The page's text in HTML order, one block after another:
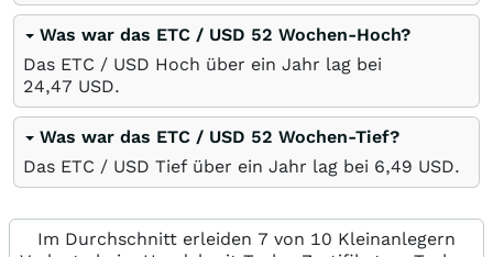
Was war das ETC / USD 52 Wochen-Hoch?
Das ETC / USD Hoch über ein Jahr lag bei
24,47 USD.
Was war das ETC / USD 52 Wochen-Tief?
Das ETC / USD Tief über ein Jahr lag bei 6,49 USD.
Im Durchschnitt erleiden 7 von 10 Kleinanlegern